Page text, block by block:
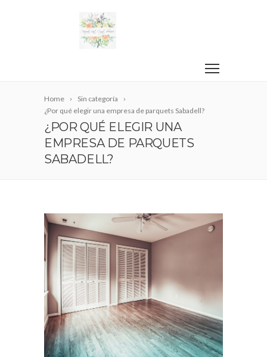
Home
Sin categoría
¿Por qué elegir una empresa de parquets Sabadell?
¿POR QUÉ ELEGIR UNA
EMPRESA DE PARQUETS
SABADELL?